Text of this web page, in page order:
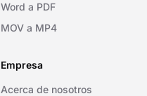
Word a PDF
MOV a MP4
Empresa
Acerca de nosotros